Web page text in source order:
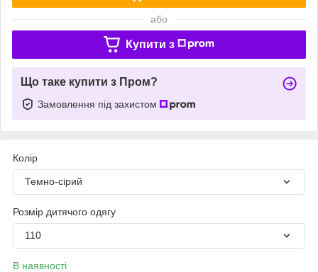
або
Купити з
Що таке купити з Пром?
Замовлення під захистом
Колір
Темно-сірий
Розмір дитячого одягу
110
В наявності